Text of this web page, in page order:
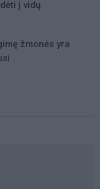
į vidų
žmonės yra